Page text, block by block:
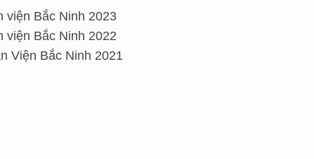
viện Bắc Ninh 2023
viện Bắc Ninh 2022
Viện Bắc Ninh 2021